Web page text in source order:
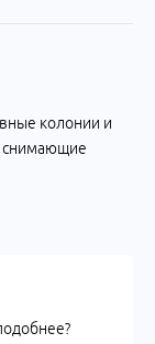
колонии и
снимающие